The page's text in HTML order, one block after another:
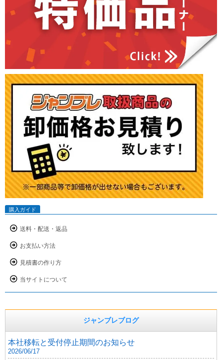
購入ガイド
送料・配送・返品
お支払い方法
見積書の作り方
当サイトについて
ジャンブレブログ
本社移転と受付停止期間のお知らせ
2026/06/17